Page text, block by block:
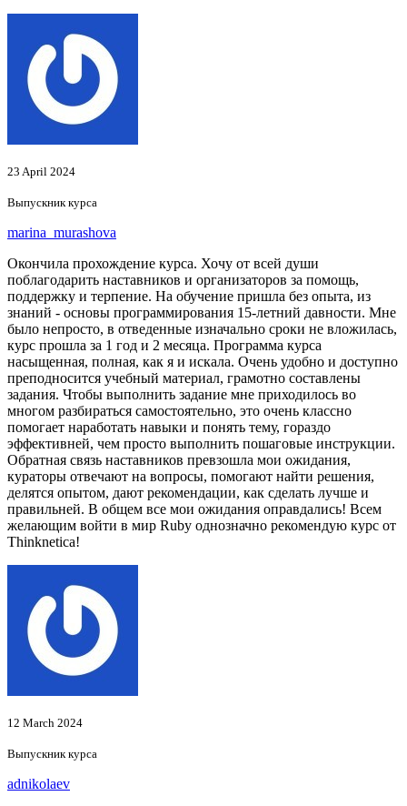
23 April 2024
Выпускник курса
marina_murashova
Окончила прохождение курса. Хочу от всей души
поблагодарить наставников и организаторов за помощь,
поддержку и терпение. На обучение пришла без опыта, из
знаний - основы программирования 15-летний давности. Мне
было непросто, в отведенные изначально сроки не вложилась,
курс прошла за 1 год и 2 месяца. Программа курса
насыщенная, полная, как я и искала. Очень удобно и доступно
преподносится учебный материал, грамотно составлены
задания. Чтобы выполнить задание мне приходилось во
многом разбираться самостоятельно, это очень классно
помогает наработать навыки и понять тему, гораздо
эффективней, чем просто выполнить пошаговые инструкции.
Обратная связь наставников превзошла мои ожидания,
кураторы отвечают на вопросы, помогают найти решения,
делятся опытом, дают рекомендации, как сделать лучше и
правильней. В общем все мои ожидания оправдались! Всем
желающим войти в мир Ruby однозначно рекомендую курс от
Thinknetica!
12 March 2024
Выпускник курса
adnikolaev